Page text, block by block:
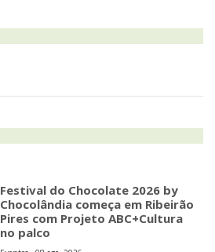
Festival do Chocolate 2026 by
Chocolândia começa em Ribeirão
Pires com Projeto ABC+Cultura
no palco